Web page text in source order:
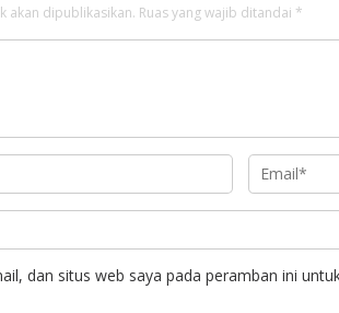
akan dipublikasikan. Ruas yang wajib ditandai *
dan situs web saya pada peramban ini